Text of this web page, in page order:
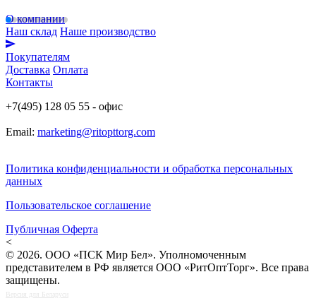
О компании
Наш склад Наше производство
Покупателям
Доставка Оплата
Контакты
+7(495) 128 05 55 - офис
Email: marketing@ritopttorg.com
Политика конфиденциальности и обработка персональных
данных
Пользовательское соглашение
Публичная Оферта
<
© 2026. ООО «ПСК Мир Бел». Уполномоченным
представителем в РФ является ООО «РитОптТорг». Все права
защищены.
Версия для Беларуси